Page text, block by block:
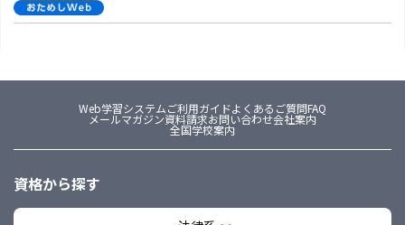
Web学習システムご利用ガイドよくあるご質問FAQ
メールマガジン資料請求お問い合わせ会社案内
全国学校案内
資格から探す